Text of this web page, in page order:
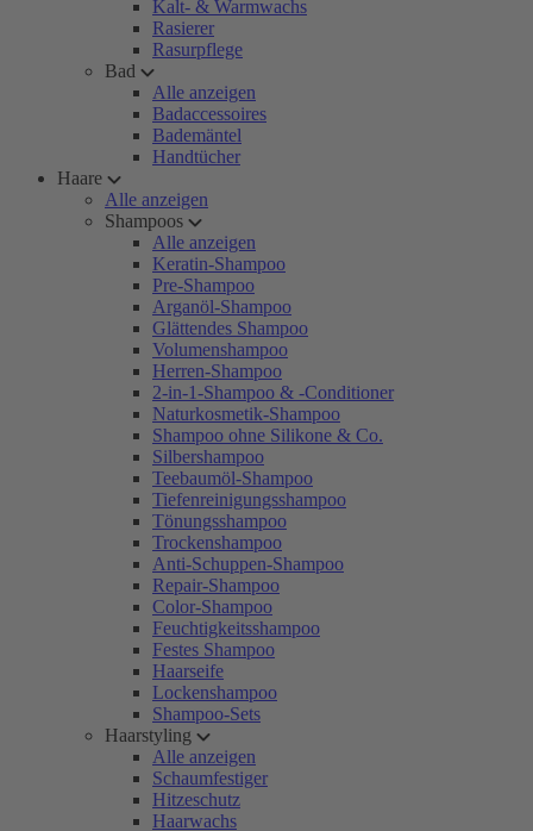
Kalt- & Warmwachs
Rasierer
Rasurpflege
Bad
Alle anzeigen
Badaccessoires
Bademäntel
Handtücher
Haare
Alle anzeigen
Shampoos
Alle anzeigen
Keratin-Shampoo
Pre-Shampoo
Arganöl-Shampoo
Glättendes Shampoo
Volumenshampoo
Herren-Shampoo
2-in-1-Shampoo & -Conditioner
Naturkosmetik-Shampoo
Shampoo ohne Silikone & Co.
Silbershampoo
Teebaumöl-Shampoo
Tiefenreinigungsshampoo
Tönungsshampoo
Trockenshampoo
Anti-Schuppen-Shampoo
Repair-Shampoo
Color-Shampoo
Feuchtigkeitsshampoo
Festes Shampoo
Haarseife
Lockenshampoo
Shampoo-Sets
Haarstyling
Alle anzeigen
Schaumfestiger
Hitzeschutz
Haarwachs